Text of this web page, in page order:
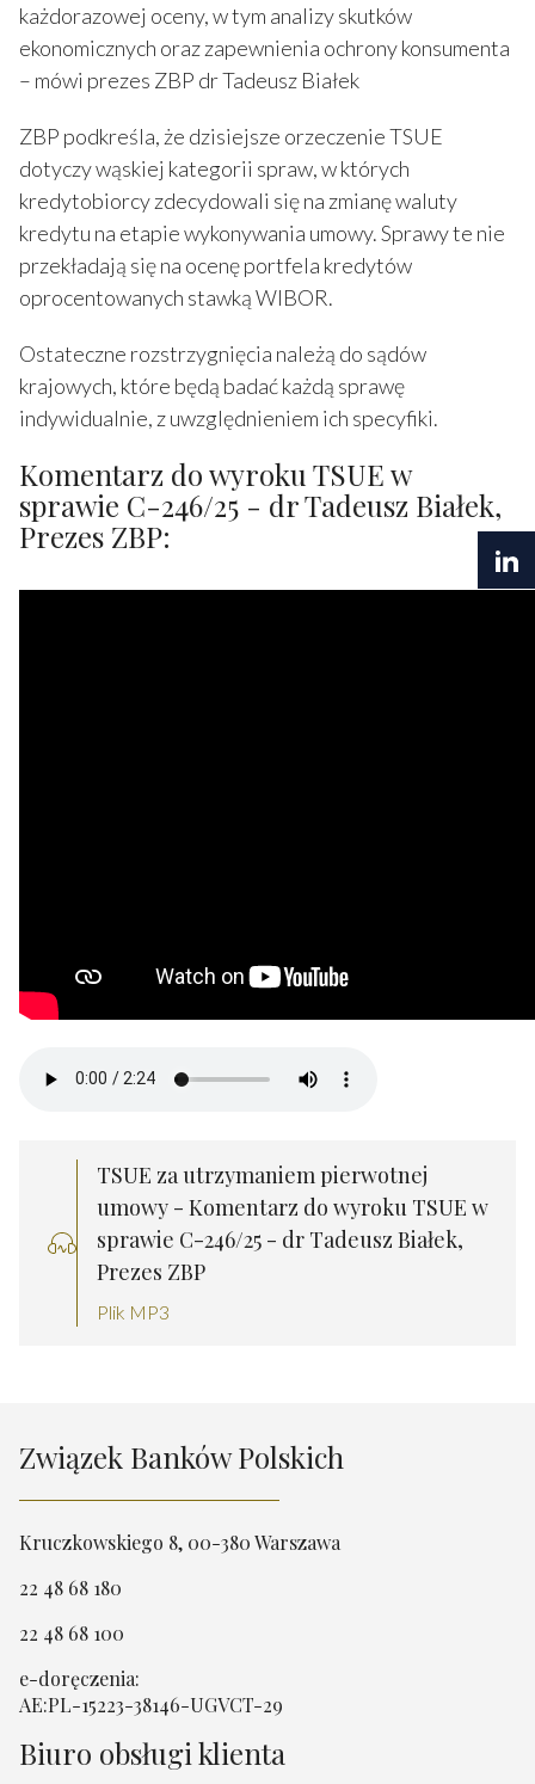
każdorazowej oceny, w tym analizy skutków
ekonomicznych oraz zapewnienia ochrony konsumenta
– mówi prezes ZBP dr Tadeusz Białek
ZBP podkreśla, że dzisiejsze orzeczenie TSUE
dotyczy wąskiej kategorii spraw, w których
kredytobiorcy zdecydowali się na zmianę waluty
kredytu na etapie wykonywania umowy. Sprawy te nie
przekładają się na ocenę portfela kredytów
oprocentowanych stawką WIBOR.
Ostateczne rozstrzygnięcia należą do sądów
krajowych, które będą badać każdą sprawę
indywidualnie, z uwzględnieniem ich specyfiki.
Komentarz do wyroku TSUE w
sprawie C-246/25 - dr Tadeusz Białek,
Prezes ZBP:
TSUE za utrzymaniem pierwotnej
umowy - Komentarz do wyroku TSUE w
sprawie C-246/25 - dr Tadeusz Białek,
Prezes ZBP
Plik MP3
Związek Banków Polskich
Kruczkowskiego 8, 00-380 Warszawa
22 48 68 180
22 48 68 100
e-doręczenia:
AE:PL-15223-38146-UGVCT-29
Biuro obsługi klienta